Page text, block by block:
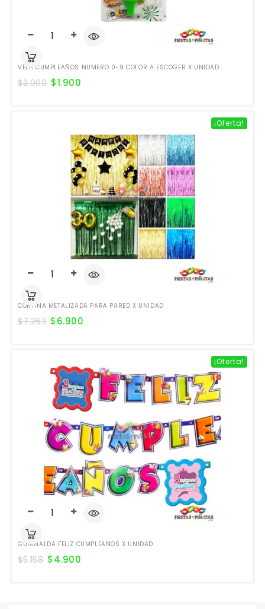
VELA CUMPLEAÑOS NUMERO 0-9 COLOR A ESCOGER X UNIDAD
$2.000 $1.900
¡Oferta!
CORTINA METALIZADA PARA PARED X UNIDAD
$7.263 $6.900
¡Oferta!
GUIRNALDA FELIZ CUMPLEAÑOS X UNIDAD
$5.158 $4.900